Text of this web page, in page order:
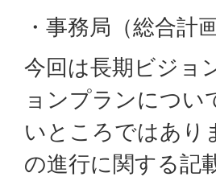
・事務局（総合計
今回は長期ビジョ
ョンプランについ
いところではあり
の進行に関する記